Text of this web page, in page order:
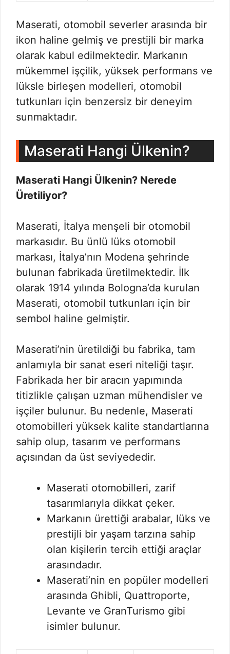
Maserati, otomobil severler arasında bir
ikon haline gelmiş ve prestijli bir marka
olarak kabul edilmektedir. Markanın
mükemmel işçilik, yüksek performans ve
lüksle birleşen modelleri, otomobil
tutkunları için benzersiz bir deneyim
sunmaktadır.
Maserati Hangi Ülkenin?
Maserati Hangi Ülkenin? Nerede
Üretiliyor?
Maserati, İtalya menşeli bir otomobil
markasıdır. Bu ünlü lüks otomobil
markası, İtalya’nın Modena şehrinde
bulunan fabrikada üretilmektedir. İlk
olarak 1914 yılında Bologna’da kurulan
Maserati, otomobil tutkunları için bir
sembol haline gelmiştir.
Maserati’nin üretildiği bu fabrika, tam
anlamıyla bir sanat eseri niteliği taşır.
Fabrikada her bir aracın yapımında
titizlikle çalışan uzman mühendisler ve
işçiler bulunur. Bu nedenle, Maserati
otomobilleri yüksek kalite standartlarına
sahip olup, tasarım ve performans
açısından da üst seviyededir.
Maserati otomobilleri, zarif
tasarımlarıyla dikkat çeker.
Markanın ürettiği arabalar, lüks ve
prestijli bir yaşam tarzına sahip
olan kişilerin tercih ettiği araçlar
arasındadır.
Maserati’nin en popüler modelleri
arasında Ghibli, Quattroporte,
Levante ve GranTurismo gibi
isimler bulunur.